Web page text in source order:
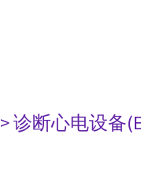
> 诊断心电设备